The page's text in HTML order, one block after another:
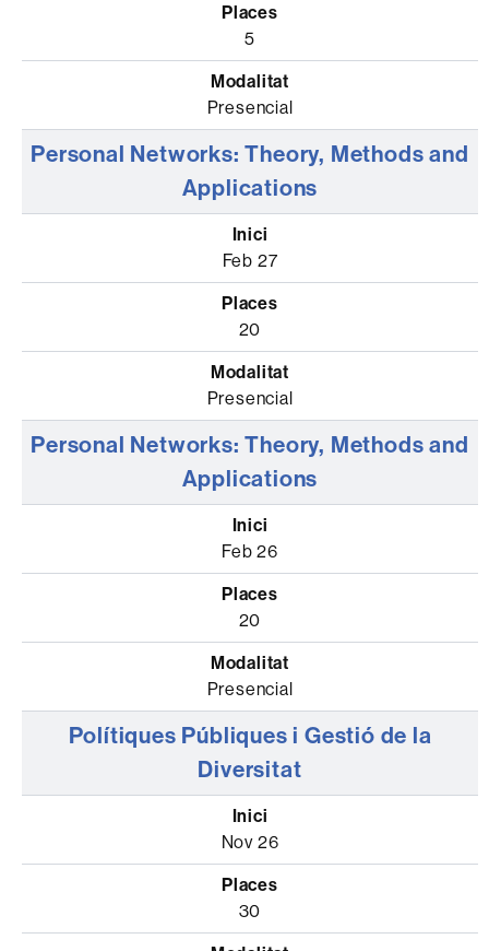
5
Presencial
Personal Networks: Theory, Methods and
Applications
Feb 27
20
Presencial
Personal Networks: Theory, Methods and
Applications
Feb 26
20
Presencial
Polítiques Públiques i Gestió de la
Diversitat
Nov 26
30